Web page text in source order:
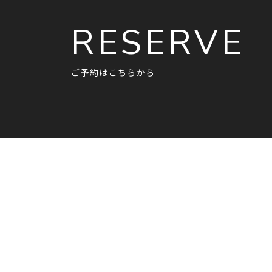
RESERVE
ご予約はこちらから